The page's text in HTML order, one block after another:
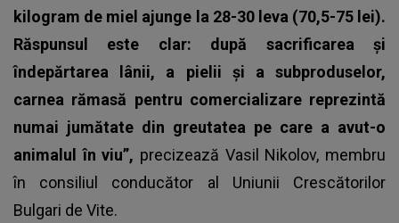
kilogram de miel ajunge la 28-30 leva (70,5-75 lei).
Răspunsul este clar: după sacrificarea și
îndepărtarea lânii, a pielii și a subproduselor,
carnea rămasă pentru comercializare reprezintă
numai jumătate din greutatea pe care a avut-o
animalul în viu”, precizează Vasil Nikolov, membru
în consiliul conducător al Uniunii Crescătorilor
Bulgari de Vite.